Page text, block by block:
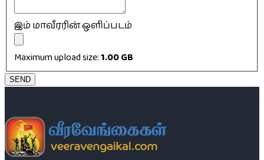
இம் மாவீரரின் ஒளிப்படம்
Maximum upload size:1.00 GB
SEND